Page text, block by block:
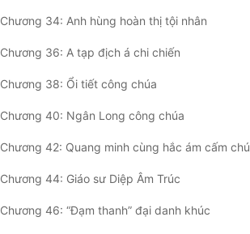
Chương 34: Anh hùng hoàn thị tội nhân
Chương 36: A tạp địch á chi chiến
Chương 38: Ổi tiết công chúa
Chương 40: Ngân Long công chúa
Chương 42: Quang minh cùng hắc ám cấm chú
Chương 44: Giáo sư Diệp Âm Trúc
Chương 46: “Đạm thanh” đại danh khúc